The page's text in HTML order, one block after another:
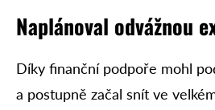
Naplánoval odvážnou
Díky finanční podpoře mohl
a postupně začal snít ve